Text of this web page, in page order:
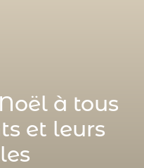
à tous
et leurs